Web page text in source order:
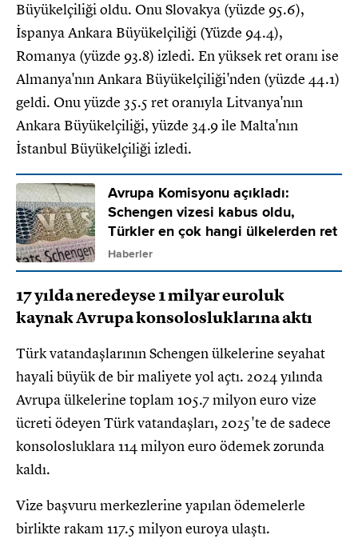
Büyükelçiliği oldu. Onu Slovakya (yüzde 95.6),
İspanya Ankara Büyükelçiliği (Yüzde 94.4),
Romanya (yüzde 93.8) izledi. En yüksek ret oranı ise
Almanya'nın Ankara Büyükelçiliği'nden (yüzde 44.1)
geldi. Onu yüzde 35.5 ret oranıyla Litvanya'nın
Ankara Büyükelçiliği, yüzde 34.9 ile Malta'nın
İstanbul Büyükelçiliği izledi.
Avrupa Komisyonu açıkladı:
Schengen vizesi kabus oldu,
Türkler en çok hangi ülkelerden ret
aldı?
Haberler
17 yılda neredeyse 1 milyar euroluk
kaynak Avrupa konsolosluklarına aktı
Türk vatandaşlarının Schengen ülkelerine seyahat
hayali büyük de bir maliyete yol açtı. 2024 yılında
Avrupa ülkelerine toplam 105.7 milyon euro vize
ücreti ödeyen Türk vatandaşları, 2025'te de sadece
konsolosluklara 114 milyon euro ödemek zorunda
kaldı.
Vize başvuru merkezlerine yapılan ödemelerle
birlikte rakam 117.5 milyon euroya ulaştı.